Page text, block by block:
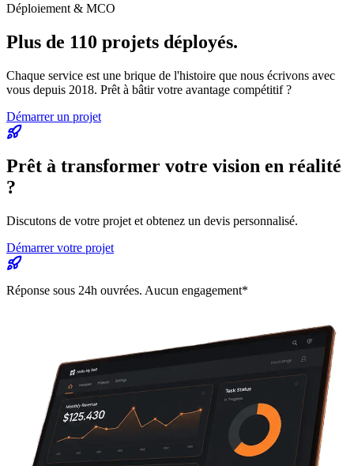
Déploiement & MCO
Plus de 110 projets déployés.
Chaque service est une brique de l'histoire que nous écrivons avec
vous depuis 2018. Prêt à bâtir votre avantage compétitif ?
Démarrer un projet
Prêt à transformer votre vision en réalité
?
Discutons de votre projet et obtenez un devis personnalisé.
Démarrer votre projet
Réponse sous 24h ouvrées. Aucun engagement*